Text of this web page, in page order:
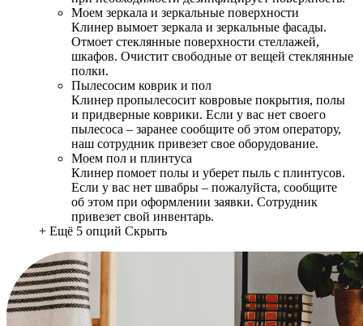
Моем зеркала и зеркальные поверхности
Клинер вымоет зеркала и зеркальные фасады.
Отмоет стеклянные поверхности стеллажей,
шкафов. Очистит свободные от вещей стеклянные
полки.
Пылесосим коврик и пол
Клинер пропылесосит ковровые покрытия, полы
и придверные коврики. Если у вас нет своего
пылесоса – заранее сообщите об этом оператору,
наш сотрудник привезет свое оборудование.
Моем пол и плинтуса
Клинер помоет полы и уберет пыль с плинтусов.
Если у вас нет швабры – пожалуйста, сообщите
об этом при оформлении заявки. Сотрудник
привезет свой инвентарь.
+ Ещё 5 опций Скрыть